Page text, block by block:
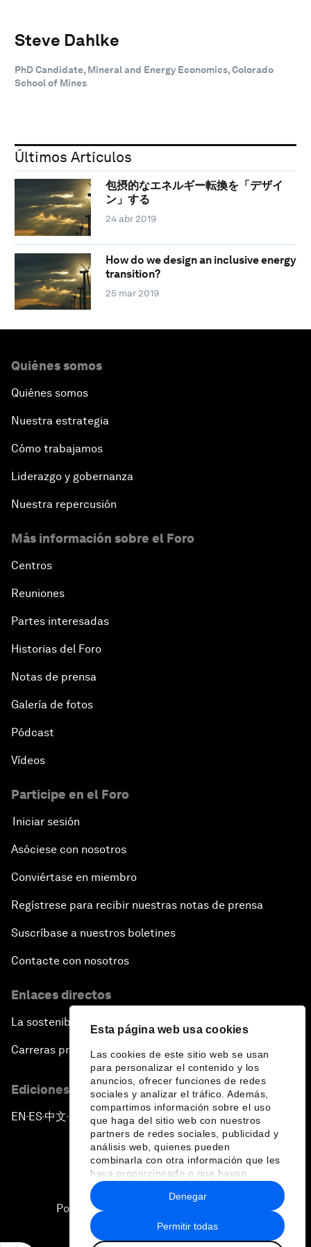
Esta página web usa cookies
Las cookies de este sitio web se usan
para personalizar el contenido y los
anuncios, ofrecer funciones de redes
sociales y analizar el tráfico. Además,
compartimos información sobre el uso
que haga del sitio web con nuestros
partners de redes sociales, publicidad y
análisis web, quienes pueden
combinarla con otra información que les
haya proporcionado o que hayan
recopilado a partir del uso que haya
hecho de sus servicios.
Permitir todas
Denegar
Steve Dahlke
PhD Candidate, Mineral and Energy Economics, Colorado
School of Mines
Últimos Artículos
包摂的なエネルギー転換を「デザイ
ン」する
24 abr 2019
How do we design an inclusive energy
transition?
25 mar 2019
Quiénes somos
Quiénes somos
Nuestra estrategia
Cómo trabajamos
Liderazgo y gobernanza
Nuestra repercusión
Más información sobre el Foro
Centros
Reuniones
Partes interesadas
Historias del Foro
Notas de prensa
Galería de fotos
Pódcast
Vídeos
Participe en el Foro
Iniciar sesión
Asóciese con nosotros
Conviértase en miembro
Regístrese para recibir nuestras notas de prensa
Suscríbase a nuestros boletines
Contacte con nosotros
Enlaces directos
La sostenibilidad en el Foro
Carreras profesionales
Ediciones en otros idiomas
EN ▪ES▪中文▪ 日本語
Política de privacidad y normas de uso
Sitemap